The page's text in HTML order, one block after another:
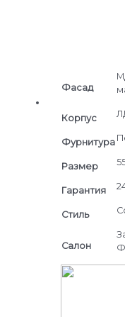
Фасад
Корпус
Фурнитура
Размер
Гарантия
Стиль
Салон